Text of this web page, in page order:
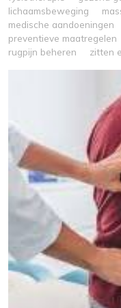
lichaamsbeweging
medische aandoeningen
preventieve maatregelen
rugpijn beheren
zitten